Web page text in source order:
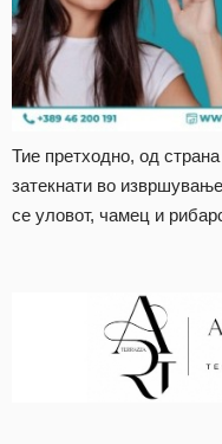
Тие претходно, од
затекнати во
се уловот, чамец и